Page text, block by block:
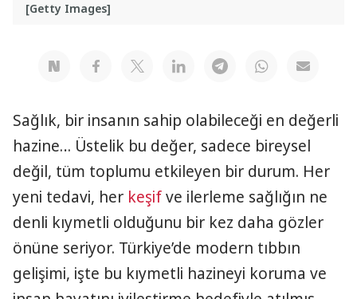
[Getty Images]
Sağlık, bir insanın sahip olabileceği en değerli
hazine… Üstelik bu değer, sadece bireysel
değil, tüm toplumu etkileyen bir durum. Her
yeni tedavi, her keşifve ilerleme sağlığın ne
denli kıymetli olduğunu bir kez daha gözler
önüne seriyor. Türkiye’de modern tıbbın
gelişimi, işte bu kıymetli hazineyi koruma ve